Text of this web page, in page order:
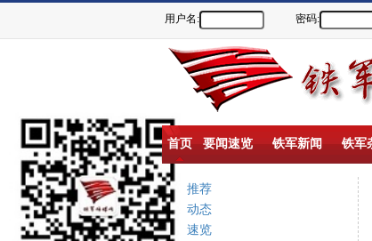
用户名: 密码:
首页 要闻速览 铁军新闻 铁军
重点推荐
新闻动态
要闻速览